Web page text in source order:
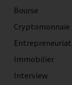
Bourse
Cryptomonnaie
Entrepreneuriat
Immobilier
Interview